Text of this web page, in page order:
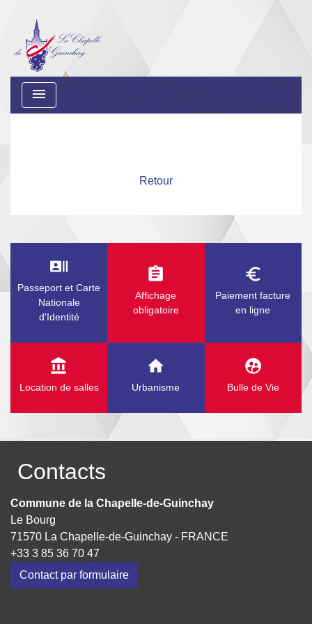
menu
Retour
recent_actors
Passeport et Carte
Nationale
d'Identité
assignment
Affichage
obligatoire
euro_symbol
Paiement facture
en ligne
account_balance
Location de salles
home
Urbanisme
supervised_user_circle
Bulle de Vie
Contacts
Commune de la Chapelle-de-Guinchay
Le Bourg
71570 La Chapelle-de-Guinchay - FRANCE
+33 3 85 36 70 47
Contact par formulaire